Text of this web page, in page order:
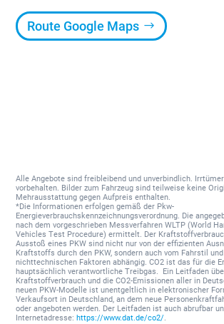
Route Google Maps
Alle Angebote sind freibleibend und unverbindlich.
vorbehalten. Bilder zum Fahrzeug sind teilweise keine
Mehrausstattung gegen Aufpreis enthalten.
*Die Informationen erfolgen gemäß der Pkw-
Energieverbrauchskennzeichnungsverordnung. Die
nach dem vorgeschrieben Messverfahren WLTP (World
Vehicles Test Procedure) ermittelt. Der
Ausstoß eines PKW sind nicht nur von der effizienten
Kraftstoffs durch den PKW, sondern auch vom Fahrstil
nichttechnischen Faktoren abhängig. CO2 ist das für die
hauptsächlich verantwortliche Treibgas. Ein Leitfaden
Kraftstoffverbrauch und die CO2-Emissionen aller in
neuen PKW-Modelle ist unentgeltlich in elektronischer
Verkaufsort in Deutschland, an dem neue
oder angeboten werden. Der Leitfaden ist auch abrufbar
Internetadresse:https://www.dat.de/co2/.